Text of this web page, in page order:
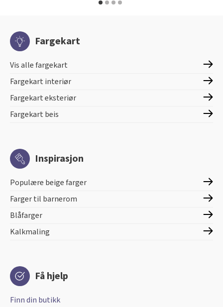
Fargekart
Vis alle fargekart
Fargekart interiør
Fargekart eksteriør
Fargekart beis
Inspirasjon
Populære beige farger
Farger til barnerom
Blåfarger
Kalkmaling
Få hjelp
Finn din butikk